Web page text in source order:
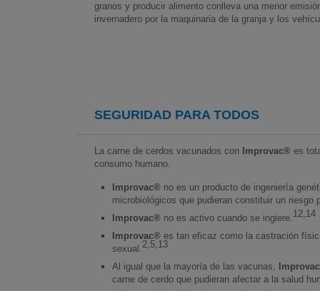
granos y producir alimento conlleva una menor
invernadero por la maquinaria de la granja y los
SEGURIDAD PARA TODOS
La carne de cerdos vacunados con Improvac® es
consumo humano.
Improvac® no es un producto de ingeniería
microbiológicos que pudieran constituir un riesgo
Improvac® no es activo cuando se ingiere.12,14
Improvac® es tan eficaz como la castración
sexual.2,5,13
Al igual que la mayoría de las vacunas,
carne de cerdo que pudieran afectar a la salud